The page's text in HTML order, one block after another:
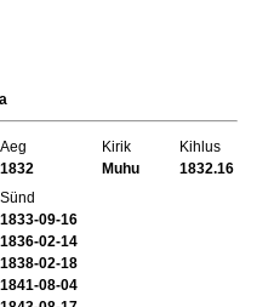
Aeg Kirik
Kihlus
1832 Muhu
1832.16
Sünd
1833-09-16
1836-02-14
1838-02-18
1841-08-04